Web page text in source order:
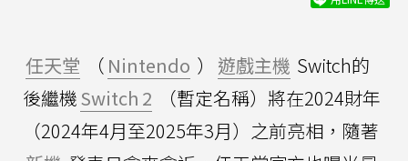
任天堂 （ Nintendo ） 遊戲主機 Switch的
後繼機Switch 2
（暫定名稱）將在2024財年
（2024年4月至2025年3月）之前亮相，隨著